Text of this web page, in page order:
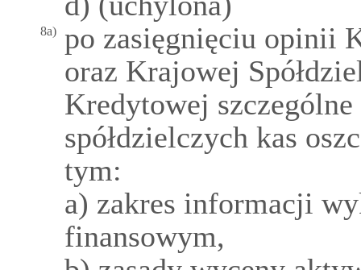
8a) po zasięgnięciu opinii
oraz Krajowej
Kredytowej
spółdzielczych kas
tym:
a) zakres informacji
finansowym,